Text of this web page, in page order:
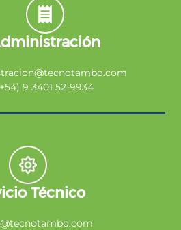
9 3401 52-9934
Técnico